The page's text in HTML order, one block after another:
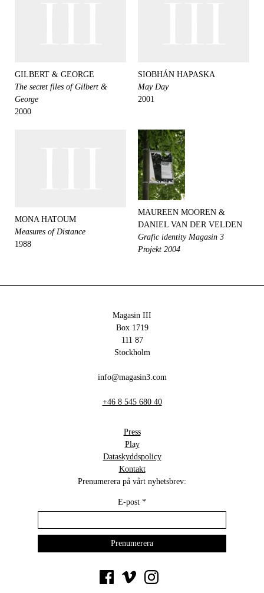
GILBERT & GEORGE
The secret files of Gilbert &
George
2000
SIOBHÁN HAPASKA
May Day
2001
MONA HATOUM
Measures of Distance
1988
MAUREEN MOOREN &
DANIEL VAN DER VELDEN
Grafic identity Magasin 3
Projekt 2004
Magasin III
Box 1719
111 87
Stockholm
info@magasin3.com
+46 8 545 680 40
Press
Play
Dataskyddspolicy
Kontakt
Prenumerera på vårt nyhetsbrev:
E-post *